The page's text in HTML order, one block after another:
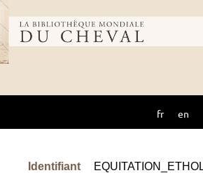
du
fr en
Identifiant